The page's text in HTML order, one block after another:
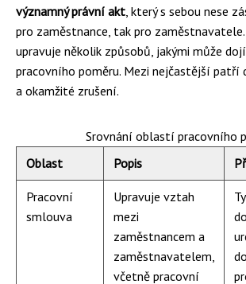
významný právní akt , který s sebou nese
pro zaměstnance, tak pro
upravuje několik způsobů, jakými může
pracovního poměru. Mezi nejčastější patří
a okamžité zrušení.
Srovnání oblastí pracovního
Oblast
Popis
Pracovní
smlouva
Upravuje vztah
mezi
zaměstnancem a
zaměstnavatelem,
včetně pracovní